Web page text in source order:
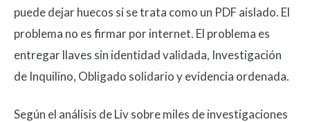
puede dejar huecos si se trata como un PDF aislado. El
problema no es firmar por internet. El problema es
entregar llaves sin identidad validada, Investigación
de Inquilino, Obligado solidario y evidencia ordenada.
Según el análisis de Liv sobre miles de investigaciones